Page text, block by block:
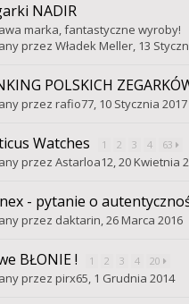
NADIR
marka, fantastyczne wyroby!
przez Władek Meller, 13
POLSKICH
przez rafio77, 10 Stycznia 2017
Watches 1 2 3 4 63
przez Astarloa12,20 Kwietnia
- pytanie o
przez daktarin,26 Marca 2016
BŁONIE ! 1 2 3 4 20
przez pirx65, 1 Grudnia 2014